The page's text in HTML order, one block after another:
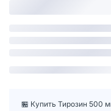
🏪 Купить Тирозин 500